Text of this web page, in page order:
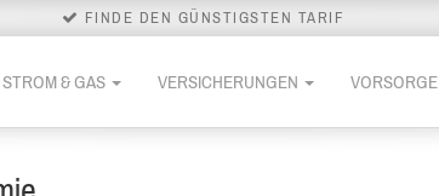
FINDE DEN GÜNSTIGSTEN TARIF
STROM & GAS VERSICHERUNGEN VORSORGE